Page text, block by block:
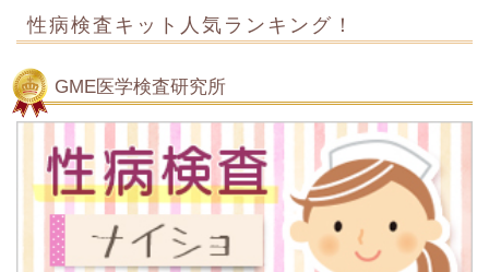
性病検査キット人気ランキング！
GME医学検査研究所